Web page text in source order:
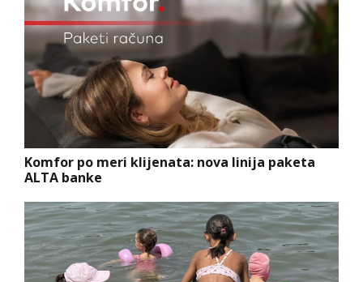
Komfor po meri klijenata: nova linija paketa
ALTA banke